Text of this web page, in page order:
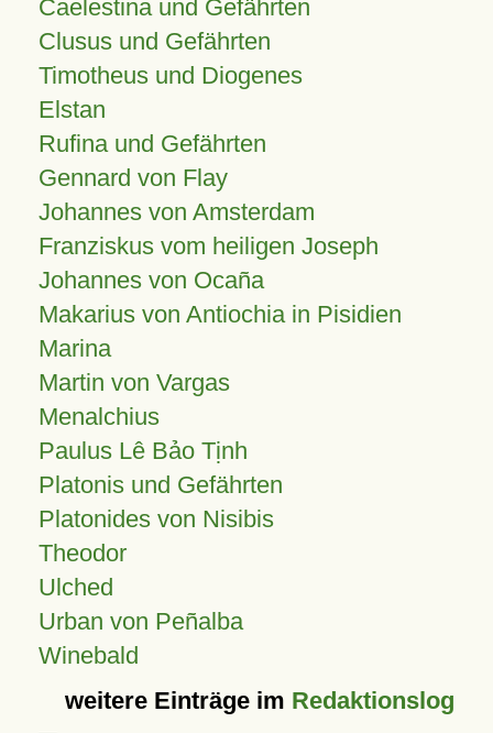
Caelestina und Gefährten
Clusus und Gefährten
Timotheus und Diogenes
Elstan
Rufina und Gefährten
Gennard von Flay
Johannes von Amsterdam
Franziskus vom heiligen Joseph
Johannes von Ocaña
Makarius von Antiochia in Pisidien
Marina
Martin von Vargas
Menalchius
Paulus Lê Bảo Tịnh
Platonis und Gefährten
Platonides von Nisibis
Theodor
Ulched
Urban von Peñalba
Winebald
weitere Einträge im Redaktionslog